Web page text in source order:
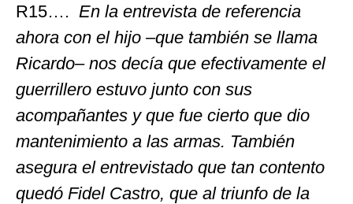
R15…. En la entrevista de referencia
ahora con el hijo –que también se llama
Ricardo– nos decía que efectivamente el
guerrillero estuvo junto con sus
acompañantes y que fue cierto que dio
mantenimiento a las armas. También
asegura el entrevistado que tan contento
quedó Fidel Castro, que al triunfo de la